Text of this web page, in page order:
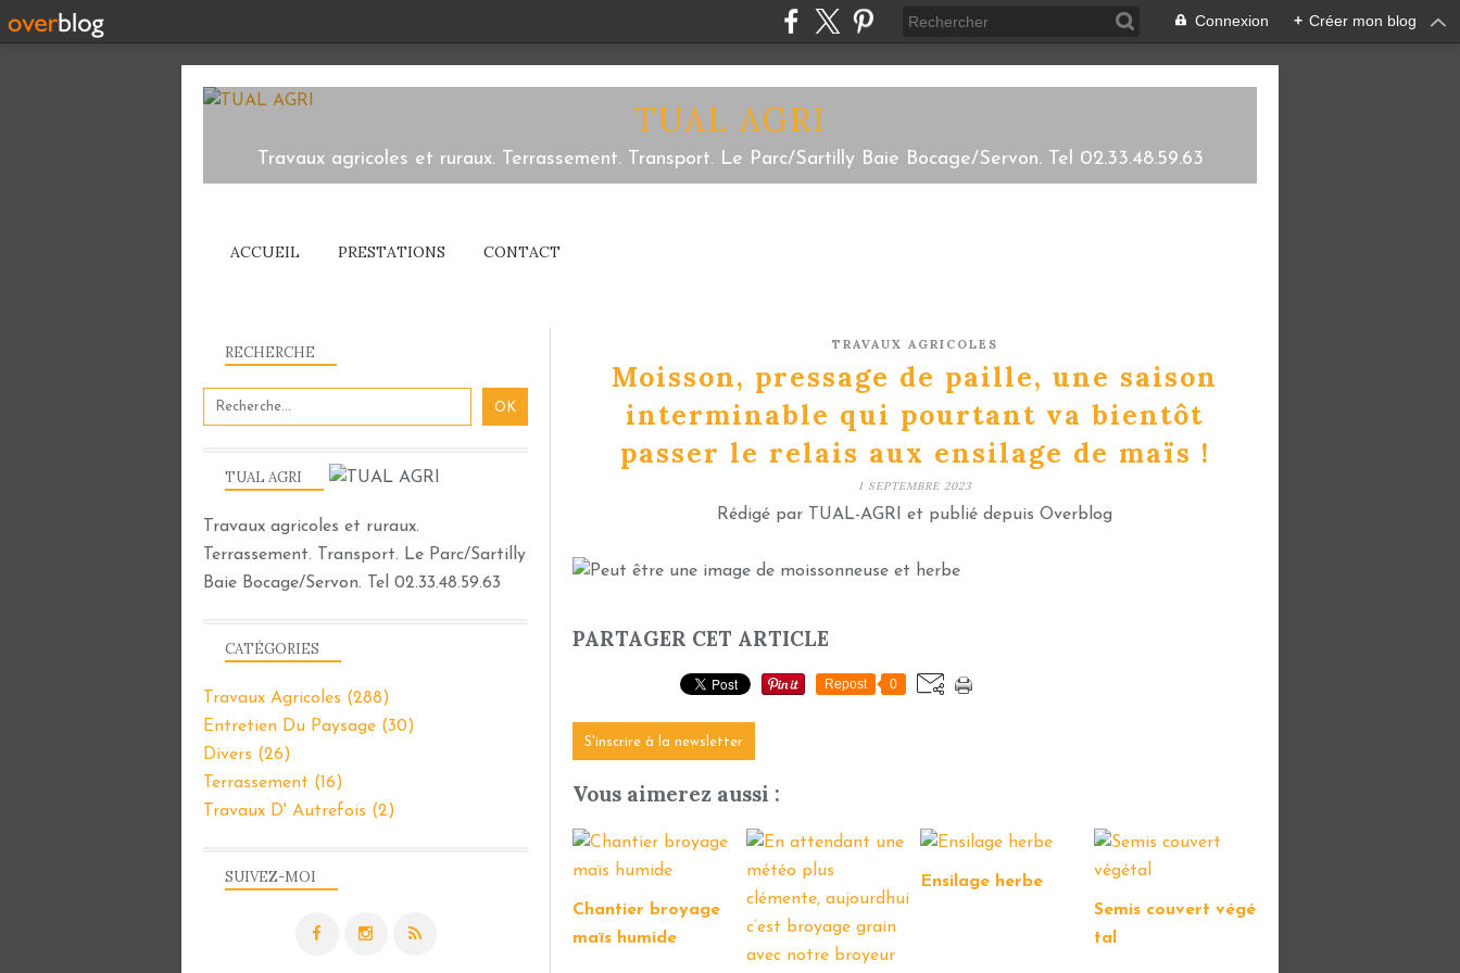
Connexion + Créer mon blog
TUAL AGRI
Travaux agricoles et ruraux. Terrassement. Transport. Le Parc/Sartilly Baie Bocage/Servon. Tel 02.33.48.59.63
ACCUEIL PRESTATIONS CONTACT
TRAVAUX AGRICOLES
Moisson, pressage de paille, une saison
interminable qui pourtant va bientôt
passer le relais aux ensilage de maïs !
1 SEPTEMBRE 2023
Rédigé par TUAL-AGRI et publié depuis Overblog
PARTAGER CET ARTICLE
Repost 0
S'inscrire à la newsletter
Vous aimerez aussi :
Chantier broyage
maïs humide
Ensilage herbe
Semis couvert végé
tal
SUIVEZ-MOI
RECHERCHE
TUAL AGRI
Travaux agricoles et ruraux.
Terrassement. Transport. Le Parc/Sartilly
Baie Bocage/Servon. Tel 02.33.48.59.63
CATÉGORIES
Travaux Agricoles (288)
Entretien Du Paysage (30)
Divers (26)
Terrassement (16)
Travaux D' Autrefois (2)